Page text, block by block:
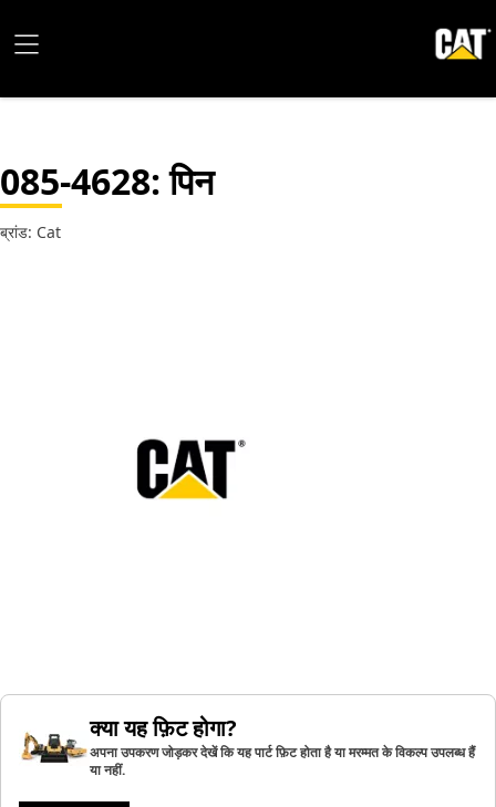
085-4628: पिन
ब्रांड: Cat
क्या यह फ़िट होगा?
अपना उपकरण जोड़कर देखें कि यह पार्ट फ़िट होता है या मरम्मत के विकल्प उपलब्ध हैं
या नहीं.